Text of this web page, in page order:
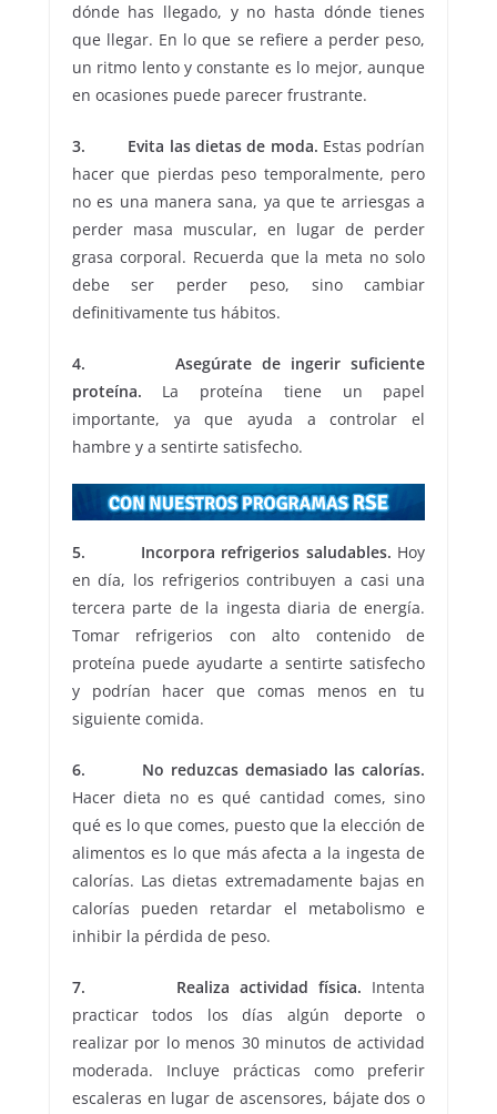
dónde has llegado, y no hasta dónde tienes
que llegar. En lo que se refiere a perder peso,
un ritmo lento y constante es lo mejor, aunque
en ocasiones puede parecer frustrante.
3. Evita las dietas de moda. Estas podrían
hacer que pierdas peso temporalmente, pero
no es una manera sana, ya que te arriesgas a
perder masa muscular, en lugar de perder
grasa corporal. Recuerda que la meta no solo
debe ser perder peso, sino cambiar
definitivamente tus hábitos.
4. Asegúrate de ingerir suficiente
proteína. La proteína tiene un papel
importante, ya que ayuda a controlar el
hambre y a sentirte satisfecho.
5. Incorpora refrigerios saludables. Hoy
en día, los refrigerios contribuyen a casi una
tercera parte de la ingesta diaria de energía.
Tomar refrigerios con alto contenido de
proteína puede ayudarte a sentirte satisfecho
y podrían hacer que comas menos en tu
siguiente comida.
6. No reduzcas demasiado las calorías.
Hacer dieta no es qué cantidad comes, sino
qué es lo que comes, puesto que la elección de
alimentos es lo que más afecta a la ingesta de
calorías. Las dietas extremadamente bajas en
calorías pueden retardar el metabolismo e
inhibir la pérdida de peso.
7. Realiza actividad física. Intenta
practicar todos los días algún deporte o
realizar por lo menos 30 minutos de actividad
moderada. Incluye prácticas como preferir
escaleras en lugar de ascensores, bájate dos o